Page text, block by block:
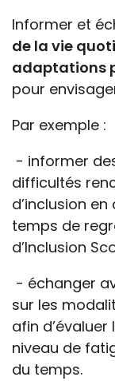
Informer et
de la vie
adaptations
pour
Par exemple :
- informer
difficultés
d’inclusion
temps de
d’Inclusion
- échanger
sur les
afin
niveau de
du temps.